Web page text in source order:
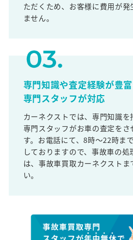
ただくため、お客様に費用が発
ません。
専門知識や査定経験が豊
専門スタッフが対応
カーネクストでは、専門知識
専門スタッフがお車の査定をさ
す。お電話にて、8時～22時ま
しておりますので、事故車の
は、事故車買取カーネクストま
い。